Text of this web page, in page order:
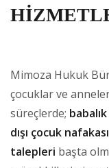
Mimoza Hukuk
çocuklar ve
süreçlerde;
dışı çocuk nafakası
talepleri başta